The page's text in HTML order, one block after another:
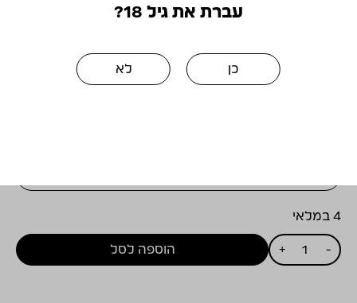
עברת את גיל 18?
כן לא
טעמים טהורים ואלגנטיים הופכים את הפינו נואר
עשירות טעם.
4 במלאי
-
כמות
של
+ הוספה לסל